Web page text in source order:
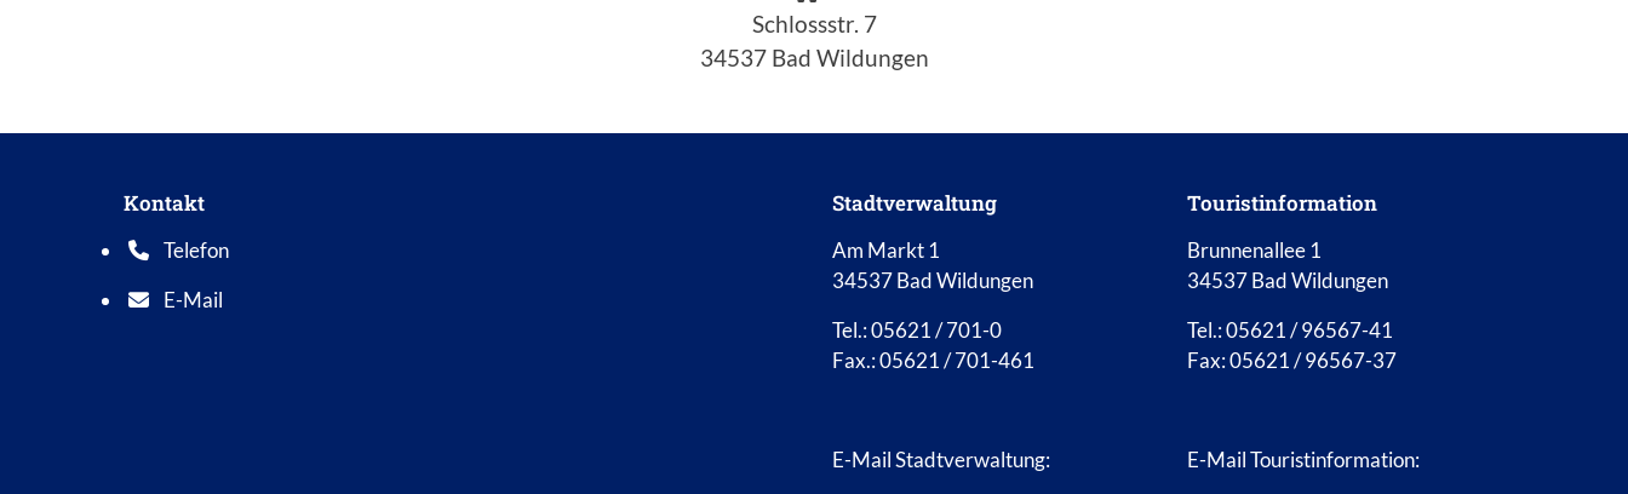
Schlossstr. 7
34537 Bad Wildungen
Kontakt
Telefon
Telefonnummer: 0 5 6 2 1 7 0 1 0
E-Mail
E-Mail Adresse: info@bad-wildungen.de
Stadtverwaltung
Am Markt 1
34537 Bad Wildungen
Tel.: 05621 / 701-0
Fax.: 05621 / 701-461
E-Mail Stadtverwaltung:
Touristinformation
Brunnenallee 1
34537 Bad Wildungen
Tel.: 05621 / 96567-41
Fax: 05621 / 96567-37
E-Mail Touristinformation: